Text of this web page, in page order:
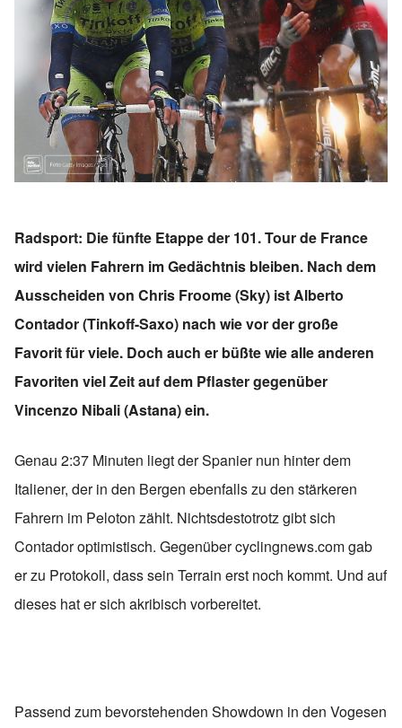
Radsport: Die fünfte Etappe der 101. Tour de France
wird vielen Fahrern im Gedächtnis bleiben. Nach dem
Ausscheiden von Chris Froome (Sky) ist Alberto
Contador (Tinkoff-Saxo) nach wie vor der große
Favorit für viele. Doch auch er büßte wie alle anderen
Favoriten viel Zeit auf dem Pflaster gegenüber
Vincenzo Nibali (Astana) ein.
Genau 2:37 Minuten liegt der Spanier nun hinter dem
Italiener, der in den Bergen ebenfalls zu den stärkeren
Fahrern im Peloton zählt. Nichtsdestotrotz gibt sich
Contador optimistisch. Gegenüber cyclingnews.com gab
er zu Protokoll, dass sein Terrain erst noch kommt. Und auf
dieses hat er sich akribisch vorbereitet.
Passend zum bevorstehenden Showdown in den Vogesen